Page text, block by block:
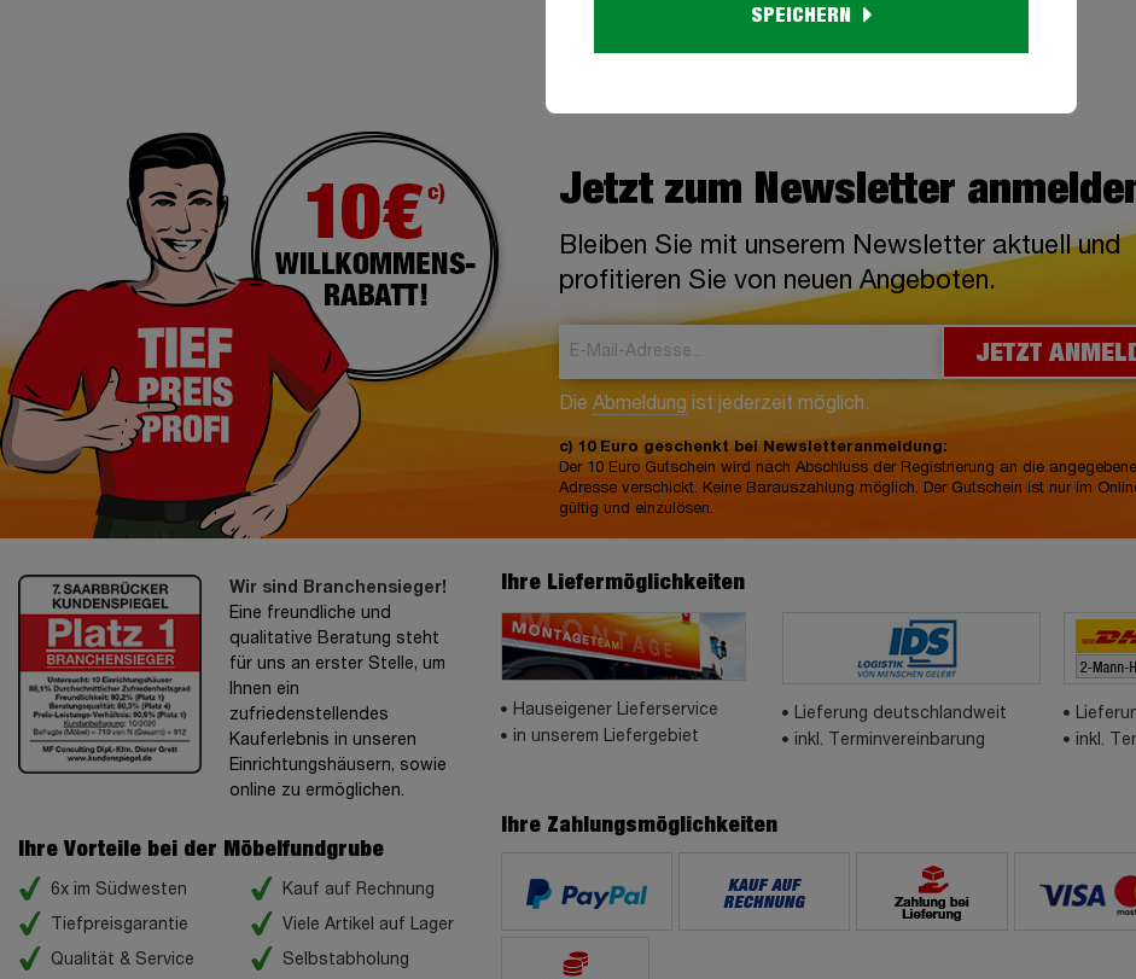
Jetzt zum Newsletter
Bleiben Sie mit unserem Newsletter aktuell und
profitieren Sie von neuen Angeboten.
JETZT
Die Abmeldung ist jederzeit möglich.
c) 10 Euro geschenkt bei Newsletteranmeldung:
Der 10 Euro Gutschein wird nach Abschluss der Registrierung an die
Adresse verschickt. Keine Barauszahlung möglich. Der Gutschein ist nur im
gültig und einzulösen.
Wir sind Branchensieger!
Eine freundliche und
qualitative Beratung steht
für uns an erster Stelle, um
Ihnen ein
zufriedenstellendes
Kauferlebnis in unseren
Einrichtungshäusern, sowie
online zu ermöglichen.
Ihre Vorteile bei der Möbelfundgrube
6x im Südwesten
Tiefpreisgarantie
Qualität & Service
Kauf auf Rechnung
Viele Artikel auf Lager
Selbstabholung
Ihre Liefermöglichkeiten
Hauseigener Lieferservice
in unserem Liefergebiet
Lieferung deutschlandweit
inkl. Terminvereinbarung
inkl.
Ihre Zahlungsmöglichkeiten
SPEICHERN